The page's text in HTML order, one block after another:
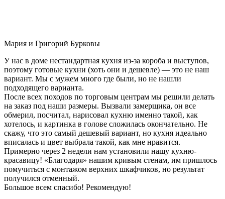
Мария и Григорий Бурковы
У нас в доме нестандартная кухня из-за короба и выступов,
поэтому готовые кухни (хоть они и дешевле) — это не наш
вариант. Мы с мужем много где были, но не нашли
подходящего варианта.
После всех походов по торговым центрам мы решили делать
на заказ под наши размеры. Вызвали замерщика, он все
обмерил, посчитал, нарисовал кухню именно такой, как
хотелось, и картинка в голове сложилась окончательно. Не
скажу, что это самый дешевый вариант, но кухня идеально
вписалась и цвет выбрала такой, как мне нравится.
Примерно через 2 недели нам установили нашу кухню-
красавицу! «Благодаря» нашим кривым стенам, им пришлось
помучиться с монтажом верхних шкафчиков, но результат
получился отменный.
Большое всем спасибо! Рекомендую!